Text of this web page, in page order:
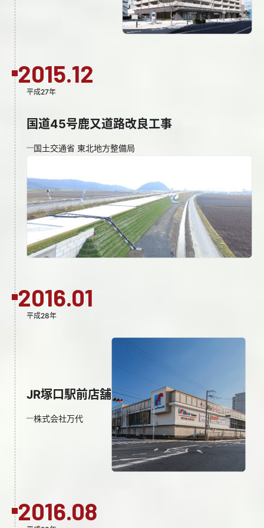
2015.12
平成27年
国道45号鹿又道路改良工事
国土交通省 東北地方整備局
2016.01
平成28年
JR塚口駅前店舗
株式会社万代
2016.08